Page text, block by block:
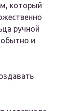
который
ручной
и